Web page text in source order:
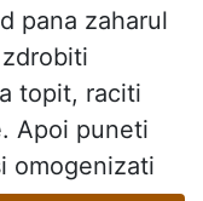
pana zaharul
topit, raciti
Apoi puneti
omogenizati